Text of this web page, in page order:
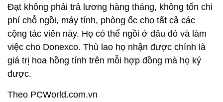
Đạt không phải trả lương hàng tháng, không tốn chi
phí chỗ ngồi, máy tính, phòng ốc cho tất cả các
cộng tác viên này. Họ có thể ngồi ở đâu đó và làm
việc cho Donexco. Thù lao họ nhận được chính là
giá trị hoa hồng tính trên mỗi hợp đồng mà họ ký
được.
Theo PCWorld.com.vn